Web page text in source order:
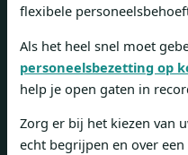
flexibele
Als het heel snel moet
personeelsbezetting op
help je open gaten in
Zorg er bij het kiezen van
echt begrijpen en over